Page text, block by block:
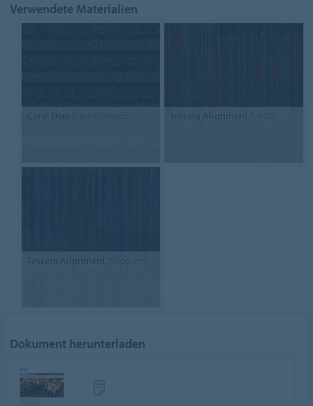
Verwendete Materialien
Coral Duo black diamond Tessera Alignment firestar
Tessera Alignmenthologram
Dokument herunterladen